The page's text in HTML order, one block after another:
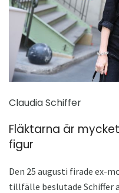
Claudia Schiffer
Fläktarna är
figur
Den 25 augusti firade ex-
tillfälle beslutade Schiffer